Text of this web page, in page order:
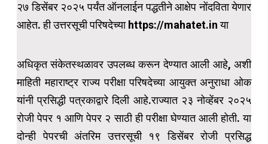
२७ डिसेंबर २०२५ पर्यंत ऑनलाईन पद्धतीने आक्षेप नोंदविता येणार
आहेत. ही उत्तरसूची परिषदेच्या https://mahatet.in या
अधिकृत संकेतस्थळावर उपलब्ध करून देण्यात आली आहे, अशी
माहिती महाराष्ट्र राज्य परीक्षा परिषदेच्या आयुक्त अनुराधा ओक
यांनी प्रसिद्धी पत्रकाद्वारे दिली आहे.राज्यात २३ नोव्हेंबर २०२५
रोजी पेपर १ आणि पेपर २ साठी ही परीक्षा घेण्यात आली होती. या
दोन्ही पेपरची अंतरिम उत्तरसूची १९ डिसेंबर रोजी प्रसिद्ध